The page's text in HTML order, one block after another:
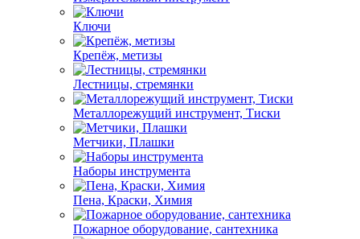
Ключи
Крепёж, метизы
Лестницы, стремянки
Металлорежущий инструмент, Тиски
Метчики, Плашки
Наборы инструмента
Пена, Краски, Химия
Пожарное оборудование, сантехника